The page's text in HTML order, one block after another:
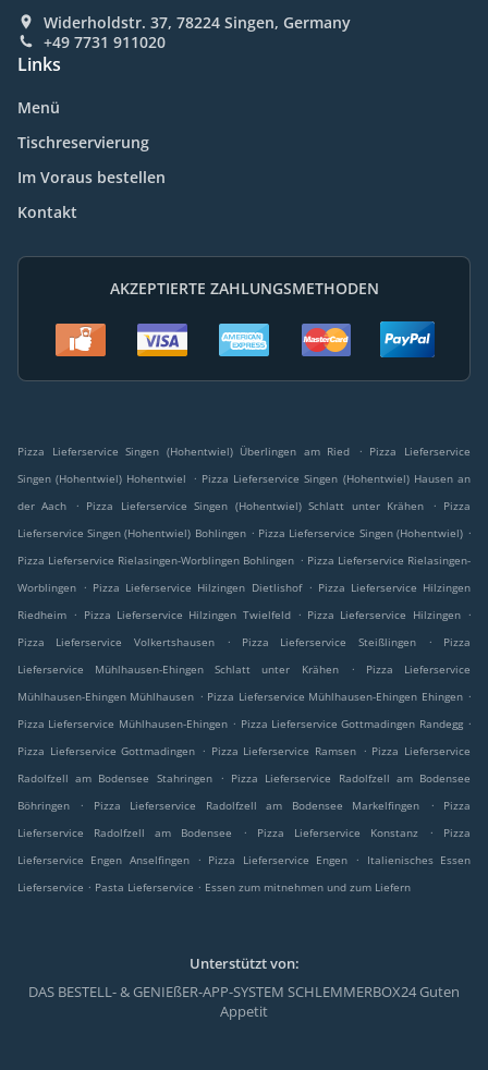
Widerholdstr. 37, 78224 Singen, Germany
+49 7731 911020
Links
Menü
Tischreservierung
Im Voraus bestellen
Kontakt
AKZEPTIERTE ZAHLUNGSMETHODEN
Pizza Lieferservice Singen (Hohentwiel) Überlingen am Ried . Pizza Lieferservice
Singen (Hohentwiel) Hohentwiel
. Pizza Lieferservice Singen (Hohentwiel) Hausen an
der Aach
. Pizza Lieferservice Singen (Hohentwiel) Schlatt unter Krähen . Pizza
Lieferservice Singen (Hohentwiel) Bohlingen . Pizza Lieferservice Singen (Hohentwiel) .
Pizza Lieferservice Rielasingen-Worblingen Bohlingen . Pizza Lieferservice Rielasingen-
Worblingen . Pizza Lieferservice Hilzingen Dietlishof . Pizza Lieferservice Hilzingen
Riedheim . Pizza Lieferservice Hilzingen Twielfeld . Pizza Lieferservice Hilzingen .
Pizza Lieferservice Volkertshausen
. Pizza Lieferservice Steißlingen .
Pizza
Lieferservice Mühlhausen-Ehingen Schlatt unter Krähen
.
Pizza Lieferservice
Mühlhausen-Ehingen Mühlhausen . Pizza Lieferservice Mühlhausen-Ehingen Ehingen .
Pizza Lieferservice Mühlhausen-Ehingen . Pizza Lieferservice Gottmadingen Randegg .
Pizza Lieferservice Gottmadingen . Pizza Lieferservice Ramsen . Pizza Lieferservice
Radolfzell am Bodensee Stahringen
. Pizza Lieferservice Radolfzell am Bodensee
Böhringen
. Pizza Lieferservice Radolfzell am Bodensee Markelfingen .
Pizza
Lieferservice Radolfzell am Bodensee
. Pizza Lieferservice Konstanz .
Pizza
Lieferservice Engen Anselfingen
. Pizza Lieferservice Engen .
Italienisches Essen
Lieferservice . Pasta Lieferservice . Essen zum mitnehmen und zum Liefern
Unterstützt von:
DAS BESTELL- & GENIEßER-APP-SYSTEM SCHLEMMERBOX24 Guten
Appetit